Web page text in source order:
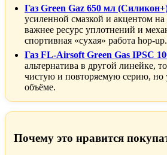
Газ Green Gaz 650 мл
усиленной смазкой и акцентом на
важнее ресурс уплотнений и
спортивная «сухая» работа hop-up.
Газ FL-Airsoft Green Gas IPSC
альтернатива в другой линейке,
чистую и повторяемую серию, но
объёме.
Почему это нравится